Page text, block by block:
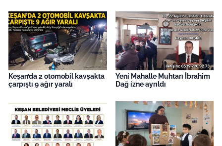
Keşan’da 2 otomobil kavşakta
çarpıştı 9 ağır yaralı
Yeni Mahalle Muhtarı İbrahim
Dağ izne ayrıldı